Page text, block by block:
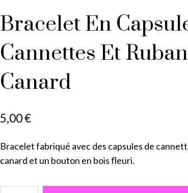
Bracelet En
Cannettes Et
Canard
5,00€
Bracelet fabriqué avec des capsules de
canard et un bouton en bois fleuri.